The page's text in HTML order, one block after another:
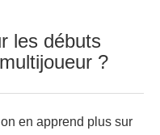
les débuts
?
en apprend plus sur